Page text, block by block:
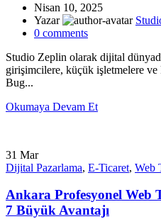
Nisan 10, 2025
Yazar
0 comments
Studio Zeplin olarak dijital
girişimcilere, küçük işletmelere
Bug...
Okumaya Devam Et
31 Mar
Dijital Pazarlama, E-Ticaret, Web
Ankara Profesyonel Web
7 Büyük Avantajı